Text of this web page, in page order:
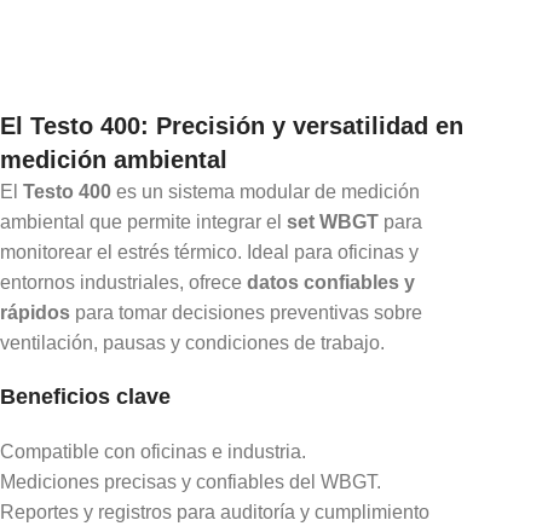
El Testo 400: Precisión y versatilidad en
medición ambiental
El Testo 400 es un sistema modular de medición
ambiental que permite integrar el set WBGT para
monitorear el estrés térmico. Ideal para oficinas y
entornos industriales, ofrece datos confiables y
rápidos para tomar decisiones preventivas sobre
ventilación, pausas y condiciones de trabajo.
Beneficios clave
Compatible con oficinas e industria.
Mediciones precisas y confiables del WBGT.
Reportes y registros para auditoría y cumplimiento